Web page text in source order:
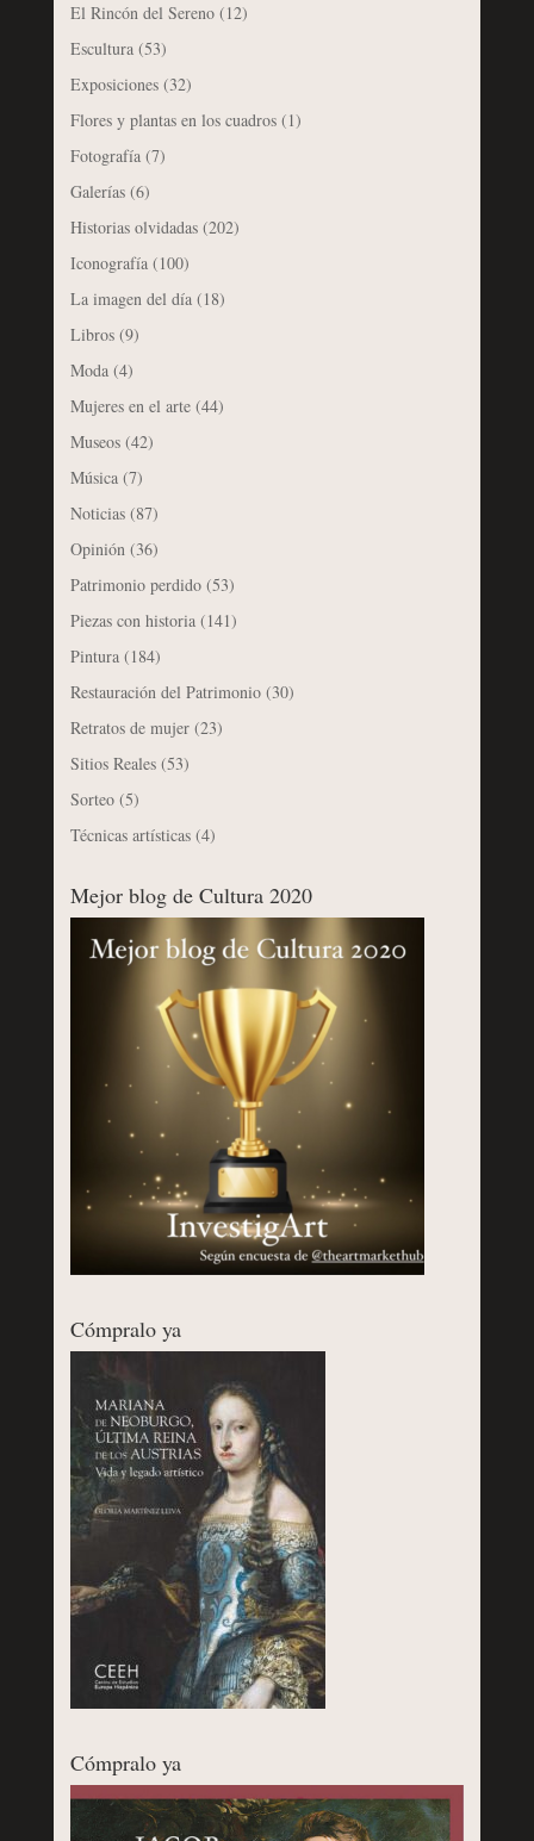
El Rincón del Sereno(12)
Escultura(53)
Exposiciones(32)
Flores y plantas en los cuadros(1)
Fotografía(7)
Galerías(6)
Historias olvidadas(202)
Iconografía(100)
La imagen del día(18)
Libros(9)
Moda(4)
Mujeres en el arte(44)
Museos(42)
Música(7)
Noticias(87)
Opinión(36)
Patrimonio perdido(53)
Piezas con historia(141)
Pintura(184)
Restauración del Patrimonio(30)
Retratos de mujer(23)
Sitios Reales(53)
Sorteo(5)
Técnicas artísticas(4)
Mejor blog de Cultura 2020
Cómpralo ya
Cómpralo ya